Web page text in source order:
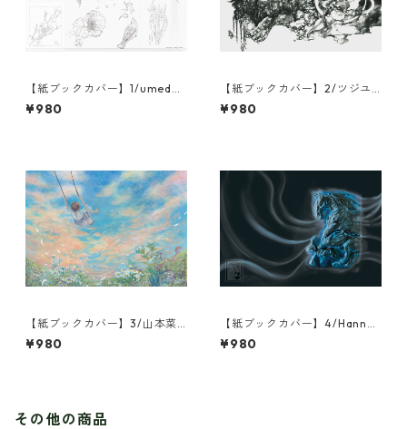
【紙ブックカバー】1/umeda/
更
¥980
【紙ブックカバー】2/ツジユ
ウコ/瞬きの夜
¥980
【紙ブックカバー】3/山本菜
月/たかく遠く
¥980
【紙ブックカバー】4/Hanna
Juno/Answering the Call/運
命を造る
¥980
その他の商品